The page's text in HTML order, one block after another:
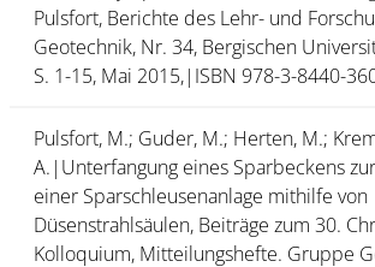
Pulsfort, Berichte des Lehr- und
Geotechnik, Nr. 34, Bergischen
S. 1-15, Mai 2015,|ISBN 978-3-8440-
Pulsfort, M.; Guder, M.; Herten, M.;
A.|Unterfangung eines Sparbeckens
einer Sparschleusenanlage mithilfe von
Düsenstrahlsäulen, Beiträge zum 30.
Kolloquium, Mitteilungshefte. Gruppe